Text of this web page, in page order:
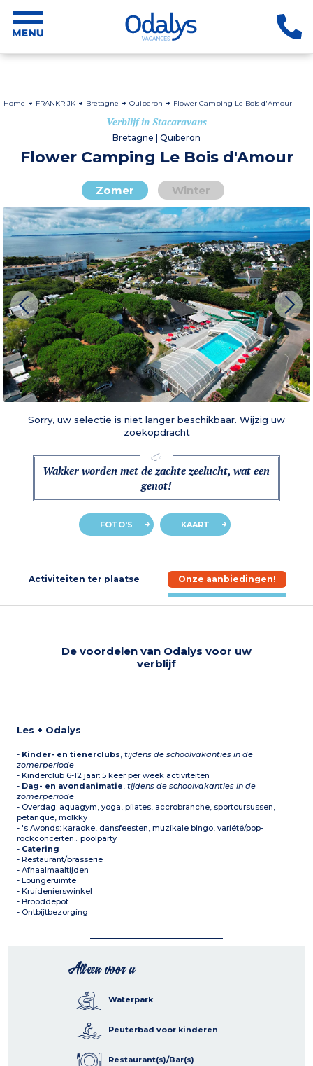
Home FRANKRIJK Bretagne Quiberon Flower Camping Le Bois d'Amour
Verblijf in Stacaravans
Bretagne | Quiberon
Flower Camping Le Bois d'Amour
Zomer Winter
Sorry, uw selectie is niet langer beschikbaar. Wijzig uw
zoekopdracht
Wakker worden met de zachte zeelucht, wat een
genot!
FOTO'S KAART
Activiteiten ter plaatse Onze aanbiedingen!
De voordelen van Odalys voor uw
verblijf
Les + Odalys
- Kinder- en tienerclubs,tijdens de schoolvakanties in de
zomerperiode
- Kinderclub 6-12 jaar: 5 keer per week activiteiten
- Dag- en avondanimatie,tijdens de schoolvakanties in de
zomerperiode
- Overdag: aquagym, yoga, pilates, accrobranche, sportcursussen,
petanque, molkky
- 's Avonds: karaoke, dansfeesten, muzikale bingo, variété/pop-
rockconcerten... poolparty
- Catering
- Restaurant/brasserie
- Afhaalmaaltijden
- Loungeruimte
- Kruidenierswinkel
- Brooddepot
- Ontbijtbezorging
Alleen voor u
Waterpark
Peuterbad voor kinderen
Restaurant(s)/Bar(s)